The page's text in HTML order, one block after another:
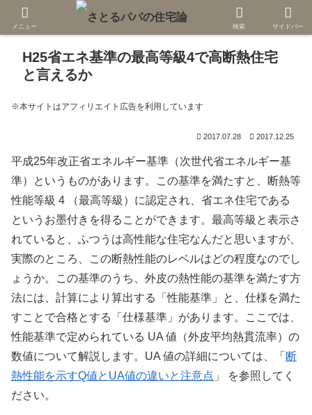
H25省エネ基準の最高等級4で高断熱住宅
と言えるか
※本サイトはアフィリエイト広告を利用しています
2017.07.28 2017.12.25
平成25年改正省エネルギー基準（次世代省エネルギー基
準）というものがあります。この基準を満たすと、断熱等
性能等級 4 （最高等級）に認定され、省エネ住宅である
というお墨付きを得ることができます。最高等級と表示さ
れていると、ふつうは高性能な住宅なんだと思いますが、
実際のところ、この断熱性能のレベルはどの程度なのでし
ょうか。この基準のうち、外皮の熱性能の基準を満たす方
法には、計算により算出する「性能基準」と、仕様を満た
すことで合格とする「仕様基準」があります。ここでは、
性能基準で定められている UA 値（外皮平均熱貫流率）の
数値について解説します。UA 値の詳細については、「 断
熱性能を示すQ値とUA値の違いと注意点 」 を参照してく
ださい。
メニュー 検索 サイドバー